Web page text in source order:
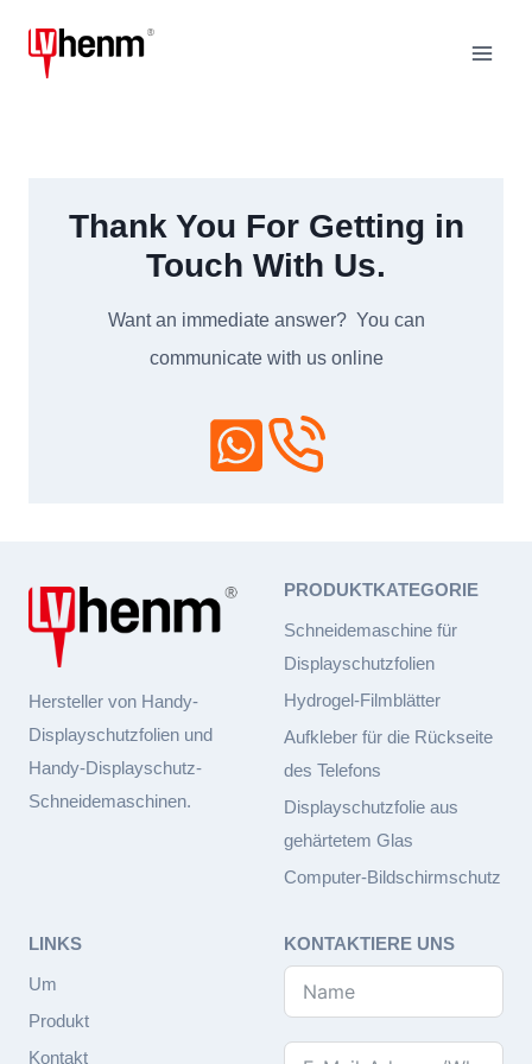
Inhalt
Thank You For Getting in
Touch With Us.
Want an immediate answer? You can
communicate with us online
Hersteller von Handy-
Displayschutzfolien und
Handy-Displayschutz-
Schneidemaschinen.
PRODUKTKATEGORIE
Schneidemaschine für
Displayschutzfolien
Hydrogel-Filmblätter
Aufkleber für die Rückseite
des Telefons
Displayschutzfolie aus
gehärtetem Glas
Computer-Bildschirmschutz
LINKS
Um
Produkt
Kontakt
KONTAKTIERE UNS